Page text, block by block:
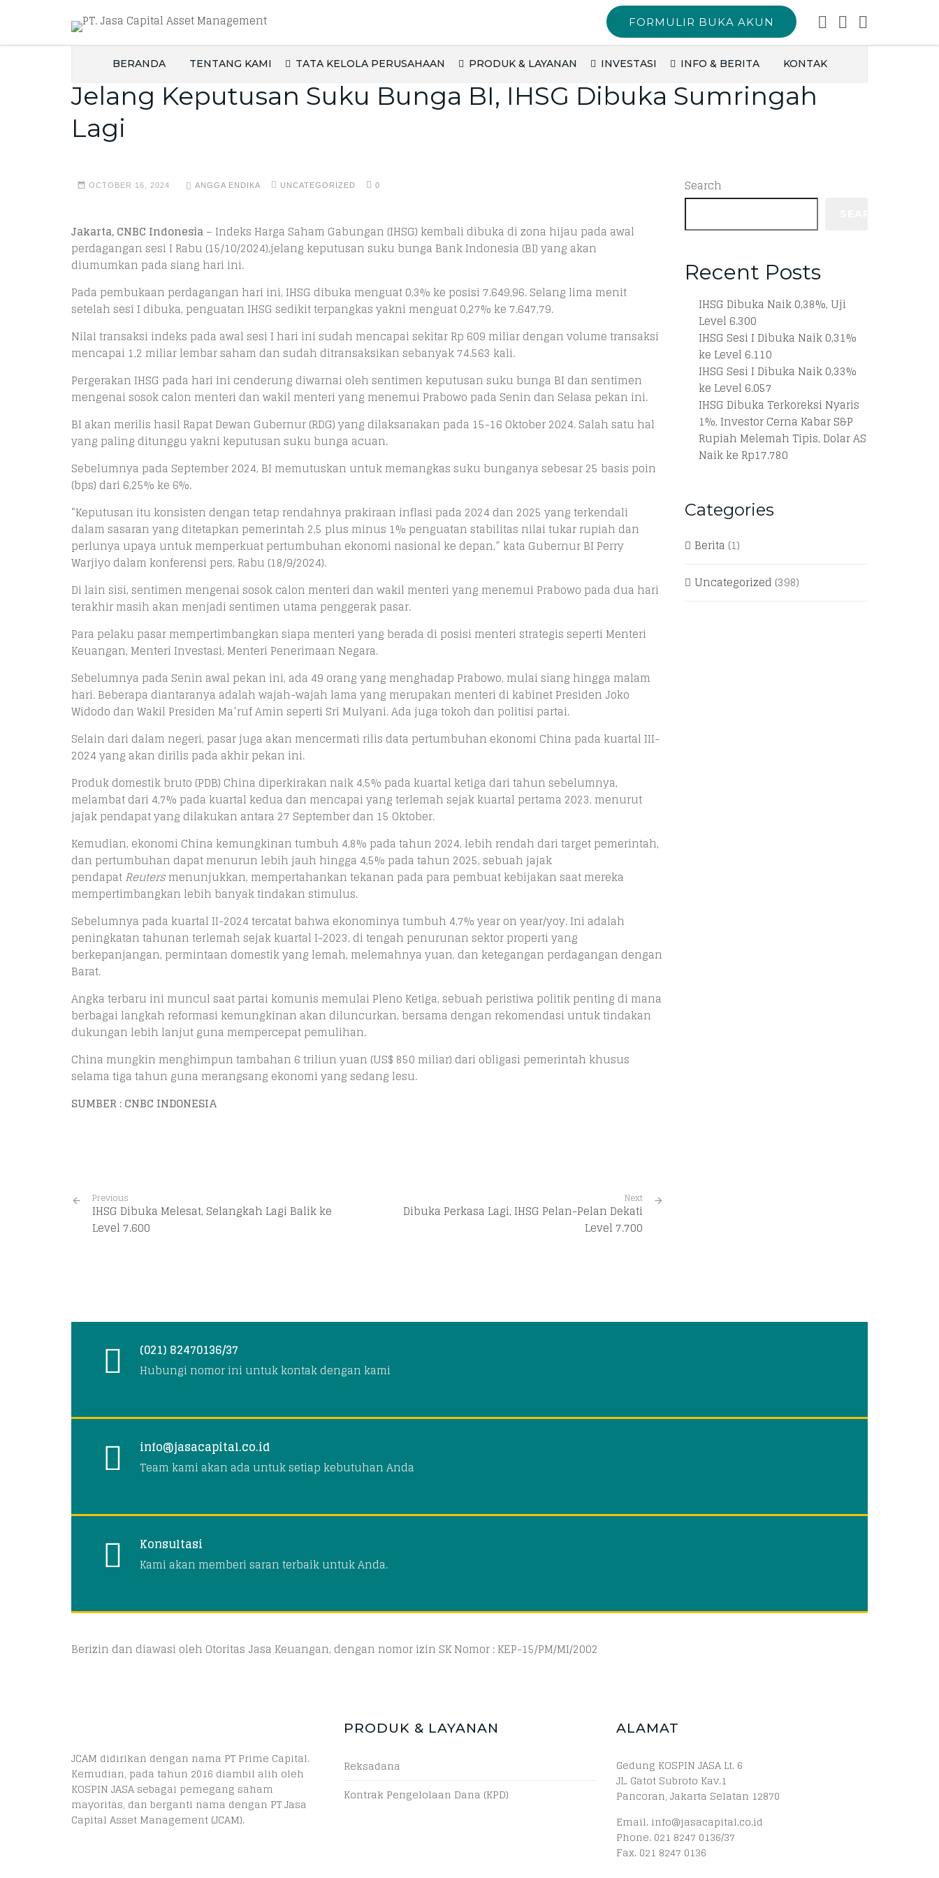
FORMULIR BUKA AKUN
BERANDA TENTANG KAMI TATA KELOLA PERUSAHAAN PRODUK & LAYANAN INVESTASI INFO & BERITA KONTAK
Jelang Keputusan Suku Bunga BI, IHSG Dibuka Sumringah
Lagi
OCTOBER 16, 2024 ANGGA ENDIKA UNCATEGORIZED 0
Jakarta, CNBC Indonesia– Indeks Harga Saham Gabungan (IHSG) kembali dibuka di zona hijau pada awal
perdagangan sesi I Rabu (15/10/2024),jelang keputusan suku bunga Bank Indonesia (BI) yang akan
diumumkan pada siang hari ini.
Pada pembukaan perdagangan hari ini, IHSG dibuka menguat 0,3% ke posisi 7.649,96. Selang lima menit
setelah sesi I dibuka, penguatan IHSG sedikit terpangkas yakni menguat 0,27% ke 7.647,79.
Nilai transaksi indeks pada awal sesi I hari ini sudah mencapai sekitar Rp 609 miliar dengan volume transaksi
mencapai 1,2 miliar lembar saham dan sudah ditransaksikan sebanyak 74.563 kali.
Pergerakan IHSG pada hari ini cenderung diwarnai oleh sentimen keputusan suku bunga BI dan sentimen
mengenai sosok calon menteri dan wakil menteri yang menemui Prabowo pada Senin dan Selasa pekan ini.
BI akan merilis hasil Rapat Dewan Gubernur (RDG) yang dilaksanakan pada 15-16 Oktober 2024. Salah satu hal
yang paling ditunggu yakni keputusan suku bunga acuan.
Sebelumnya pada September 2024, BI memutuskan untuk memangkas suku bunganya sebesar 25 basis poin
(bps) dari 6,25% ke 6%.
“Keputusan itu konsisten dengan tetap rendahnya prakiraan inflasi pada 2024 dan 2025 yang terkendali
dalam sasaran yang ditetapkan pemerintah 2,5 plus minus 1% penguatan stabilitas nilai tukar rupiah dan
perlunya upaya untuk memperkuat pertumbuhan ekonomi nasional ke depan,” kata Gubernur BI Perry
Warjiyo dalam konferensi pers, Rabu (18/9/2024).
Di lain sisi, sentimen mengenai sosok calon menteri dan wakil menteri yang menemui Prabowo pada dua hari
terakhir masih akan menjadi sentimen utama penggerak pasar.
Para pelaku pasar mempertimbangkan siapa menteri yang berada di posisi menteri strategis seperti Menteri
Keuangan, Menteri Investasi, Menteri Penerimaan Negara.
Sebelumnya pada Senin awal pekan ini, ada 49 orang yang menghadap Prabowo, mulai siang hingga malam
hari. Beberapa diantaranya adalah wajah-wajah lama yang merupakan menteri di kabinet Presiden Joko
Widodo dan Wakil Presiden Ma’ruf Amin seperti Sri Mulyani. Ada juga tokoh dan politisi partai.
Selain dari dalam negeri, pasar juga akan mencermati rilis data pertumbuhan ekonomi China pada kuartal III-
2024 yang akan dirilis pada akhir pekan ini.
Produk domestik bruto (PDB) China diperkirakan naik 4,5% pada kuartal ketiga dari tahun sebelumnya,
melambat dari 4,7% pada kuartal kedua dan mencapai yang terlemah sejak kuartal pertama 2023, menurut
jajak pendapat yang dilakukan antara 27 September dan 15 Oktober.
Kemudian, ekonomi China kemungkinan tumbuh 4,8% pada tahun 2024, lebih rendah dari target pemerintah,
dan pertumbuhan dapat menurun lebih jauh hingga 4,5% pada tahun 2025, sebuah jajak
pendapatReutersmenunjukkan, mempertahankan tekanan pada para pembuat kebijakan saat mereka
mempertimbangkan lebih banyak tindakan stimulus.
Sebelumnya pada kuartal II-2024 tercatat bahwa ekonominya tumbuh 4,7% year on year/yoy. Ini adalah
peningkatan tahunan terlemah sejak kuartal I-2023, di tengah penurunan sektor properti yang
berkepanjangan, permintaan domestik yang lemah, melemahnya yuan, dan ketegangan perdagangan dengan
Barat.
Angka terbaru ini muncul saat partai komunis memulai Pleno Ketiga, sebuah peristiwa politik penting di mana
berbagai langkah reformasi kemungkinan akan diluncurkan, bersama dengan rekomendasi untuk tindakan
dukungan lebih lanjut guna mempercepat pemulihan.
China mungkin menghimpun tambahan 6 triliun yuan (US$ 850 miliar) dari obligasi pemerintah khusus
selama tiga tahun guna merangsang ekonomi yang sedang lesu.
SUMBER : CNBC INDONESIA
Previous
IHSG Dibuka Melesat, Selangkah Lagi Balik ke
Level 7.600
Next
Dibuka Perkasa Lagi, IHSG Pelan-Pelan Dekati
Level 7.700
Search
Recent Posts
IHSG Dibuka Naik 0,38%, Uji
Level 6.300
IHSG Sesi I Dibuka Naik 0,31%
ke Level 6.110
IHSG Sesi I Dibuka Naik 0,33%
ke Level 6.057
IHSG Dibuka Terkoreksi Nyaris
1%, Investor Cerna Kabar S&P
Rupiah Melemah Tipis, Dolar AS
Naik ke Rp17.780
Categories
Berita (1)
Uncategorized (398)
(021) 82470136/37
Hubungi nomor ini untuk kontak dengan kami
info@jasacapital.co.id
Team kami akan ada untuk setiap kebutuhan Anda
Konsultasi
Kami akan memberi saran terbaik untuk Anda.
Berizin dan diawasi oleh Otoritas Jasa Keuangan, dengan nomor izin SK Nomor : KEP-15/PM/MI/2002
JCAM didirikan dengan nama PT Prime Capital.
Kemudian, pada tahun 2016 diambil alih oleh
KOSPIN JASA sebagai pemegang saham
mayoritas, dan berganti nama dengan PT Jasa
Capital Asset Management (JCAM).
PRODUK & LAYANAN
Reksadana
Kontrak Pengelolaan Dana (KPD)
ALAMAT
Gedung KOSPIN JASA Lt. 6
JL. Gatot Subroto Kav.1
Pancoran, Jakarta Selatan 12870
Email. info@jasacapital.co.id
Phone. 021 8247 0136/37
Fax. 021 8247 0136